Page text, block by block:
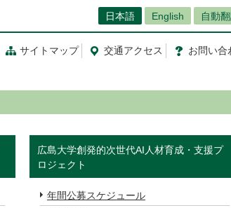
日本語 English 自動
サイトマップ 交通アクセス お問い合
広島大学創発的次世代AI人材育成・支援プ
ロジェクト
年間公募スケジュール